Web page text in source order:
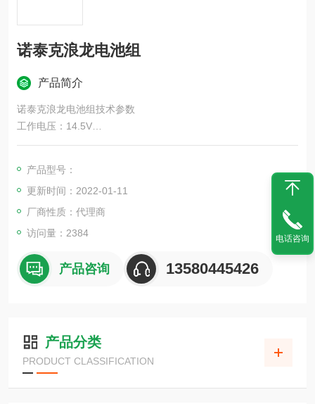
诺泰克浪龙电池组
产品简介
诺泰克浪龙电池组技术参数
工作电压：14.5V
工作温度：-20℃~55℃
产品适用：诺泰克浪龙
产品型号：
更新时间：2022-01-11
厂商性质：代理商
访问量：2384
产品咨询 13580445426
产品分类
PRODUCT CLASSIFICATION
电话咨询